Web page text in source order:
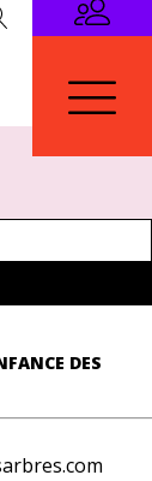
DES